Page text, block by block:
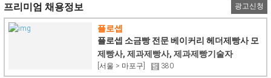
프리미엄 채용정보 광고신청
플로셉
플로셉 소금빵 전문 베이커리 헤더제빵사 모
집
제빵사, 제과제빵사, 제과제빵기술자
[서울 > 마포구] 380